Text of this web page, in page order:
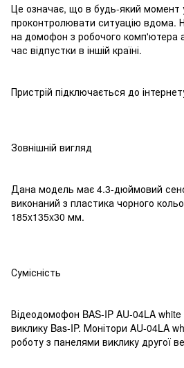
Це означає, що в будь-який момент
проконтролювати ситуацію вдома.
на домофон з робочого комп'ютера
час відпустки в іншій країні.
Пристрій підключається до
Зовнішній вигляд
Дана модель має 4.3-дюймовий
виконаний з пластика чорного
185x135x30 мм.
Сумісність
Відеодомофон BAS-IP AU-04LA
виклику Bas-IP. Монітори AU-04LA
роботу з панелями виклику другої